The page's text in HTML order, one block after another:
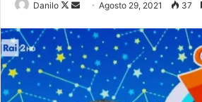
Danilo Agosto 29, 2021 37